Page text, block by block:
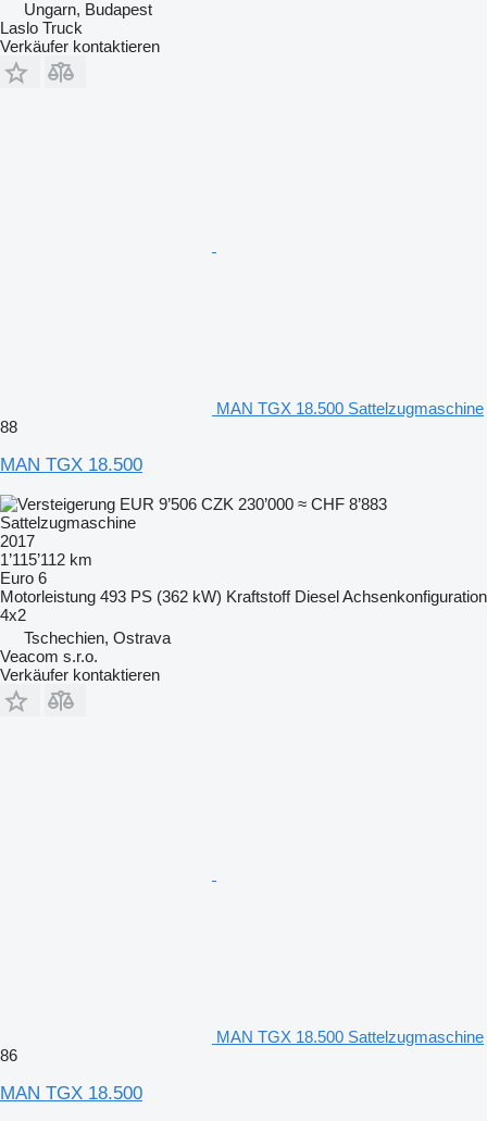
Ungarn, Budapest
Laslo Truck
Verkäufer kontaktieren
MAN TGX 18.500 Sattelzugmaschine
88
MAN TGX 18.500
EUR 9’506 CZK 230’000 ≈ CHF 8’883
Sattelzugmaschine
2017
1’115’112 km
Euro 6
Motorleistung 493 PS (362 kW) Kraftstoff DieselAchsenkonfiguration
4x2
Tschechien, Ostrava
Veacom s.r.o.
Verkäufer kontaktieren
MAN TGX 18.500 Sattelzugmaschine
86
MAN TGX 18.500